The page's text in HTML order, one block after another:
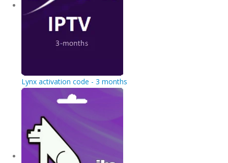
Lynx activation code - 3 months